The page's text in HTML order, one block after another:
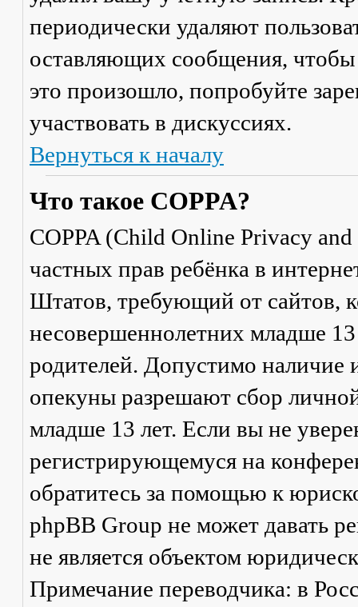
периодически удаляют
оставляющих сообщения,
это произошло, попробуйте
участвовать в дискуссиях.
Вернуться к началу
Что такое COPPA?
COPPA (Child Online Privacy
частных прав ребёнка в
Штатов, требующий от сайтов,
несовершеннолетних младше 13
родителей. Допустимо наличие
опекуны разрешают сбор
младше 13 лет. Если вы не
регистрирующемуся на
обратитесь за помощью к
phpBB Group не может давать
не является объектом
Примечание переводчика: в